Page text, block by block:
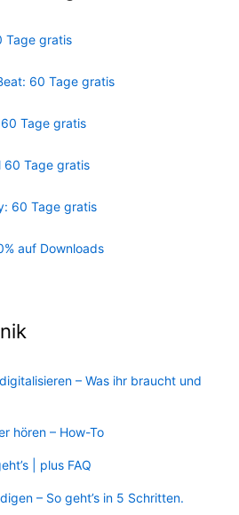
Tage gratis
60 Tage gratis
Tage gratis
60 Tage gratis
60 Tage gratis
auf Downloads
– Was ihr braucht und
hören – How-To
| plus FAQ
– So geht’s in 5 Schritten.